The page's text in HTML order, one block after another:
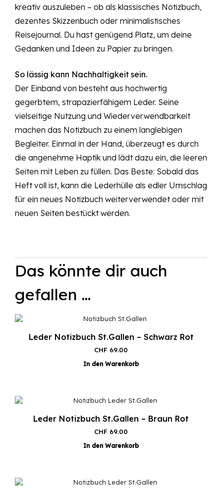
kreativ auszuleben – ob als klassisches Notizbuch,
dezentes Skizzenbuch oder minimalistisches
Reisejournal. Du hast genügend Platz, um deine
Gedanken und Ideen zu Papier zu bringen.
So lässig kann Nachhaltigkeit sein.
Der Einband von besteht aus hochwertig
gegerbtem, strapazierfähigem Leder. Seine
vielseitige Nutzung und Wiederverwendbarkeit
machen das Notizbuch zu einem langlebigen
Begleiter. Einmal in der Hand, überzeugt es durch
die angenehme Haptik und lädt dazu ein, die leeren
Seiten mit Leben zu füllen. Das Beste: Sobald das
Heft voll ist, kann die Lederhülle als edler Umschlag
für ein neues Notizbuch weiterverwendet oder mit
neuen Seiten bestückt werden.
Das könnte dir auch
gefallen …
Leder Notizbuch St.Gallen – Schwarz Rot
CHF 69.00
In den Warenkorb
Leder Notizbuch St.Gallen – Braun Rot
CHF 69.00
In den Warenkorb